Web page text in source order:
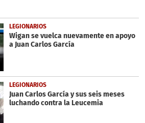
LEGIONARIOS
Wigan se vuelca nuevamente en apoyo
a Juan Carlos García
LEGIONARIOS
Juan Carlos García y sus seis meses
luchando contra la Leucemia